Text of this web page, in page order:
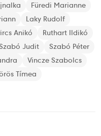
Füredi Marianne
Laky Rudolf
Anikó
Ruthart Ildikó
Judit
Szabó Péter
Vincze Szabolcs
Tímea